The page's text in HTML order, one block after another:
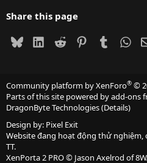
Share this page
BlueskyLinkedIn
Reddit PinterestTumblr
Community platform by XenForo® ©
Parts of this site powered byadd-ons
DragonByte Technologies(Details)
Design by: Pixel Exit
Website đang hoạt động thử nghiệm,
TT.
XenPorta 2 PRO© Jason Axelrod of